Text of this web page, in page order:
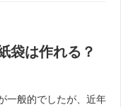
袋は作れる？
一般的でしたが、近年